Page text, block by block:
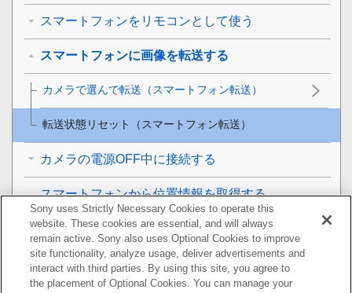
スマートフォンをリモコンとして使う
スマートフォンに画像を転送する
カメラで選んで転送 （スマートフォン転送）
転送状態リセット （スマートフォン転送）
カメラの電源OFF中に接続する
スマートフォンから位置情報を取得する
パソコンでできること
クラウドサービスを利用する
Sony uses Strictly Necessary Cookies to operate this
website. These cookies are essential, and will always
remain active. Sony also uses Optional Cookies to improve
site functionality, analyze usage, deliver advertisements and
interact with third parties. By using this site, you agree to
the placement of Optional Cookies. You can manage your